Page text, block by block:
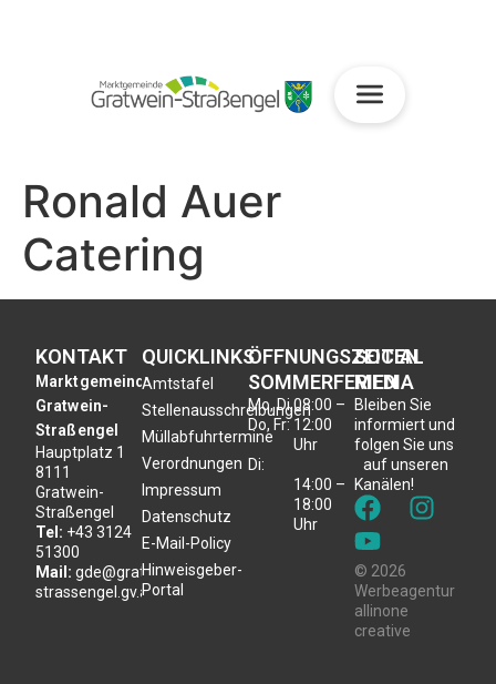
Ronald Auer
Catering
KONTAKT
Marktgemeinde
Gratwein-
Straßengel
Hauptplatz 1
8111
Gratwein-
Straßengel
Tel: +43 3124
51300
Mail: gde@gratwein-
strassengel.gv.at
QUICKLINKS
Amtstafel
Stellenausschreibungen
Müllabfuhrtermine
Verordnungen
Impressum
Datenschutz
E-Mail-Policy
Hinweisgeber-
Portal
ÖFFNUNGSZEITEN
SOMMERFERIEN
Mo, Di,
Do, Fr:
Di:
08:00 –
12:00
Uhr
14:00 –
18:00
Uhr
SOCIAL
MEDIA
Bleiben Sie
informiert und
folgen Sie uns
auf unseren
Kanälen!
© 2026
Werbeagentur
allinone
creative